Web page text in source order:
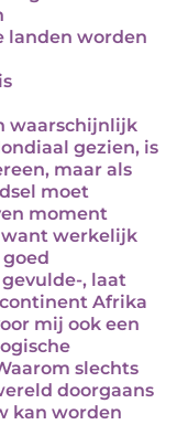
landen worden
waarschijnlijk
gezien, is
maar als
moet
moment
want werkelijk
, laat
Afrika
mij ook een
slechts
doorgaans
kan worden